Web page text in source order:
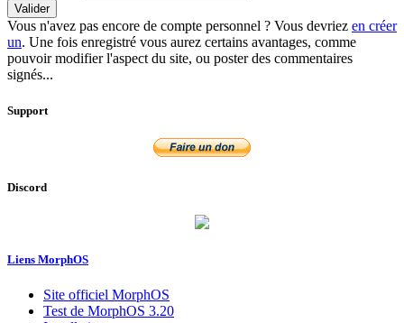
Valider
Vous n'avez pas encore de compte personnel ? Vous devriez en créer
un. Une fois enregistré vous aurez certains avantages, comme
pouvoir modifier l'aspect du site, ou poster des commentaires
signés...
Support
Discord
Liens MorphOS
Site officiel MorphOS
Test de MorphOS 3.20